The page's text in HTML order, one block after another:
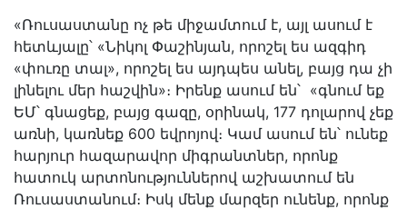
«Ռուսաստանը ոչ թե միջամտում է, այլ ասում է
հետևյալը՝ «Նիկոլ Փաշինյան, որոշել ես ազգիդ
«փուռը տալ», որոշել ես այդպես անել, բայց դա չի
լինելու մեր հաշվին»։ Իրենք ասում են՝ «գնում եք
ԵՄ՝ գնացեք, բայց գազը, օրինակ, 177 դոլարով չեք
առնի, կառնեք 600 եվրոյով։ Կամ ասում են՝ ունեք
հարյուր հազարավոր միգրանտներ, որոնք
հատուկ արտոնություններով աշխատում են
Ռուսաստանում։ Իսկ մենք մարզեր ունենք, որոնք